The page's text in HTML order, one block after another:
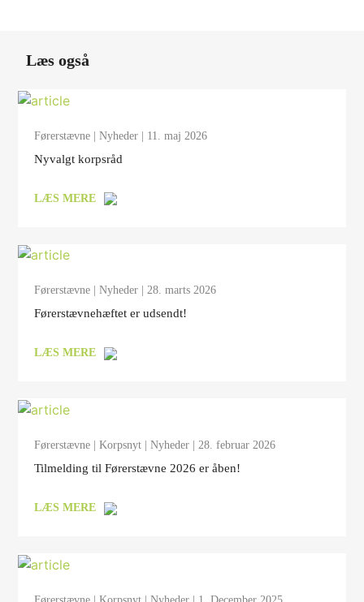
Læs også
Førerstævne |Nyheder | 11. maj 2026
Nyvalgt korpsråd
LÆS MERE
Førerstævne |Nyheder | 28. marts 2026
Førerstævnehæftet er udsendt!
LÆS MERE
Førerstævne |Korpsnyt |Nyheder | 28. februar 2026
Tilmelding til Førerstævne 2026 er åben!
LÆS MERE